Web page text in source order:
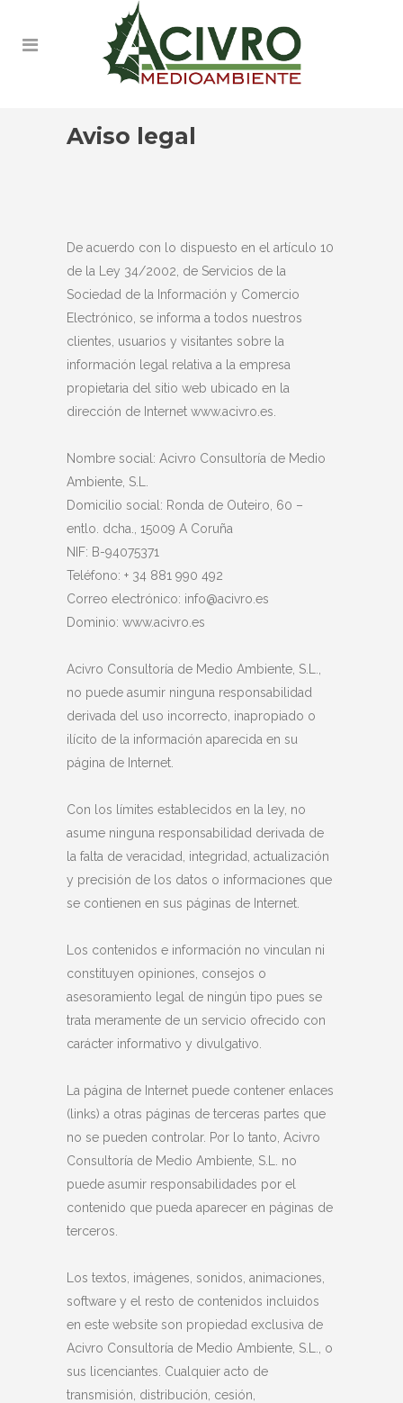
Aviso legal
De acuerdo con lo dispuesto en el artículo 10
de la Ley 34/2002, de Servicios de la
Sociedad de la Información y Comercio
Electrónico, se informa a todos nuestros
clientes, usuarios y visitantes sobre la
información legal relativa a la empresa
propietaria del sitio web ubicado en la
dirección de Internet www.acivro.es.
Nombre social: Acivro Consultoría de Medio
Ambiente, S.L.
Domicilio social: Ronda de Outeiro, 60 –
entlo. dcha., 15009 A Coruña
NIF: B-94075371
Teléfono: + 34 881 990 492
Correo electrónico: info@acivro.es
Dominio: www.acivro.es
Acivro Consultoría de Medio Ambiente, S.L.,
no puede asumir ninguna responsabilidad
derivada del uso incorrecto, inapropiado o
ilícito de la información aparecida en su
página de Internet.
Con los límites establecidos en la ley, no
asume ninguna responsabilidad derivada de
la falta de veracidad, integridad, actualización
y precisión de los datos o informaciones que
se contienen en sus páginas de Internet.
Los contenidos e información no vinculan ni
constituyen opiniones, consejos o
asesoramiento legal de ningún tipo pues se
trata meramente de un servicio ofrecido con
carácter informativo y divulgativo.
La página de Internet puede contener enlaces
(links) a otras páginas de terceras partes que
no se pueden controlar. Por lo tanto, Acivro
Consultoría de Medio Ambiente, S.L. no
puede asumir responsabilidades por el
contenido que pueda aparecer en páginas de
terceros.
Los textos, imágenes, sonidos, animaciones,
software y el resto de contenidos incluidos
en este website son propiedad exclusiva de
Acivro Consultoría de Medio Ambiente, S.L., o
sus licenciantes. Cualquier acto de
transmisión, distribución, cesión,